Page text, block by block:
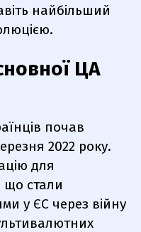
найбільший
ЦА
почав
2022 року.
для
що стали
у ЄС через війну